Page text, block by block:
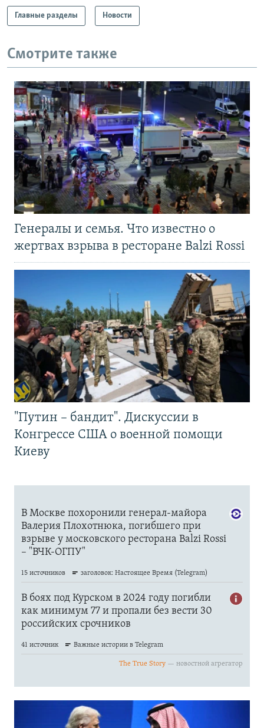
Главные разделы Новости
Смотрите также
Генералы и семья. Что известно о
жертвах взрыва в ресторане Balzi Rossi
"Путин – бандит". Дискуссии в
Конгрессе США о военной помощи
Киеву